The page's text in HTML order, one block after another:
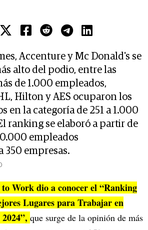
Accenture y Mc Donald's se
alto del podio, entre las
de 1.000 empleados,
Hilton y AES ocuparon los
en la categoría de 251 a 1.000
ranking se elaboró a partir de
empleados
350 empresas.
Work dio a conocer el “Ranking
Lugares para Trabajar en
que surge de la opinión de más